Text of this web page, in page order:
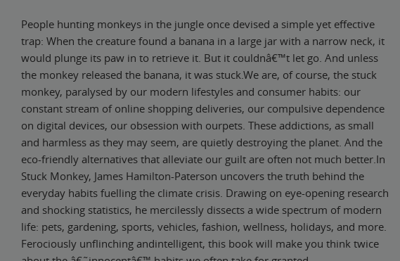
People hunting monkeys in the jungle once devised a simple yet effective
trap: When the creature found a banana in a large jar with a narrow neck, it
would plunge its paw in to retrieve it. But it couldnâ€™t let go. And unless
the monkey released the banana, it was stuck.We are, of course, the stuck
monkey, paralysed by our modern lifestyles and consumer habits: our
constant stream of online shopping deliveries, our compulsive dependence
on digital devices, our obsession with ourpets. These addictions, as small
and harmless as they may seem, are quietly destroying the planet. And the
eco-friendly alternatives that alleviate our guilt are often not much better.In
Stuck Monkey, James Hamilton-Paterson uncovers the truth behind the
everyday habits fuelling the climate crisis. Drawing on eye-opening research
and shocking statistics, he mercilessly dissects a wide spectrum of modern
life: pets, gardening, sports, vehicles, fashion, wellness, holidays, and more.
Ferociously unflinching andintelligent, this book will make you think twice